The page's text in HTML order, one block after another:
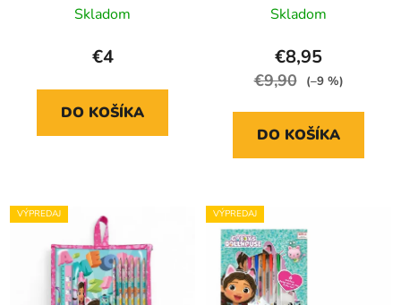
Skladom
€4
DO KOŠÍKA
Skladom
€8,95
€9,90 (–9 %)
DO KOŠÍKA
VÝPREDAJ VÝPREDAJ